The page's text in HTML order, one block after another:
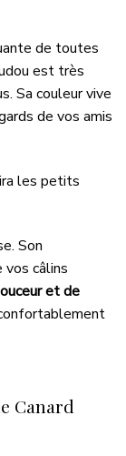
de toutes
est très
Sa couleur vive
de vos amis
les petits
Son
vos câlins
et de
Canard